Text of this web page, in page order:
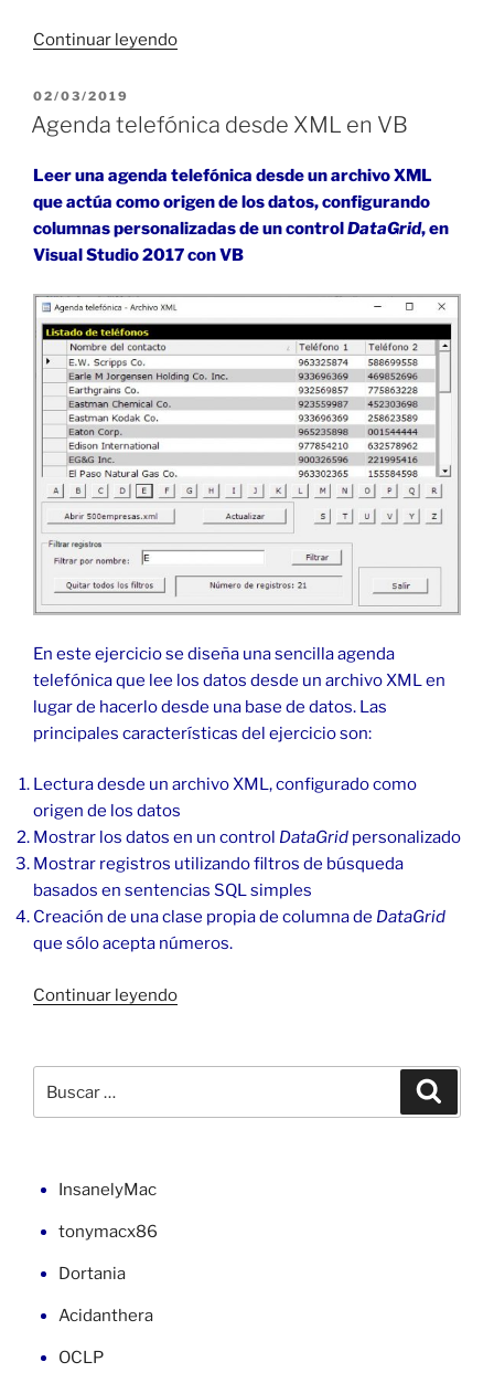
Continuar leyendo«Agenda
XML
C#»
PUBLICADO
EL
02/03/2019
Agenda telefónica desde XML en VB
Leer una agenda telefónica desde un archivo XML
que actúa como origen de los datos, configurando
columnas personalizadas de un controlDataGrid, en
Visual Studio 2017 con VB
En este ejercicio se diseña una sencilla agenda
telefónica que lee los datos desde un archivo XML en
lugar de hacerlo desde una base de datos. Las
principales características del ejercicio son:
Lectura desde un archivo XML, configurado como
origen de los datos
Mostrar los datos en un control DataGrid personalizado
Mostrar registros utilizando filtros de búsqueda
basados en sentencias SQL simples
Creación de una clase propia de columna de DataGrid
que sólo acepta números.
Continuar leyendo«Agenda
XML
por:
InsanelyMac
tonymacx86
Dortania
Acidanthera
OCLP